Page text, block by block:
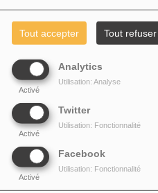
Tout accepter Tout refuser
Analytics
Activé
Utilisation: Analyse
Twitter
Activé
Utilisation: Fonctionnalité
Facebook
Activé
Utilisation: Fonctionnalité
Aladdin records
00:00
PARTAGEZ !